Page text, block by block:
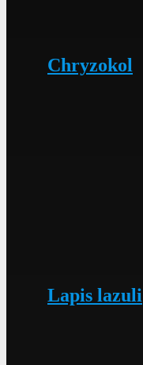
Chryzokol
Lapis lazuli